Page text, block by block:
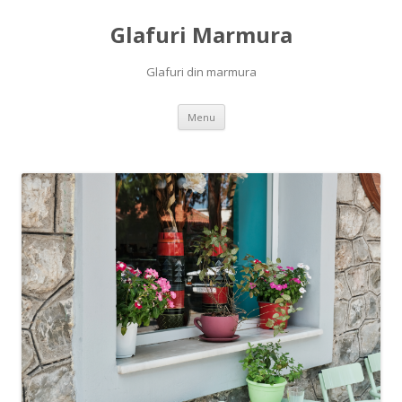
Glafuri Marmura
Glafuri din marmura
Menu Skip to content